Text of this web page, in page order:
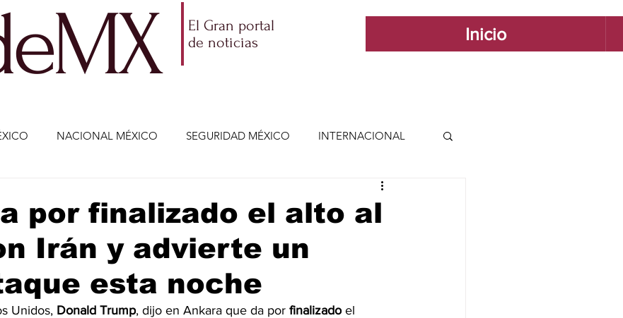
El Gran portal
de noticias
Inicio
NACIONAL MÉXICO SEGURIDAD MÉXICO INTERNACIONAL
ECONOMÍA INTERNACIONAL
Y TECNOLOGÍA ENTRETENIMIENTO VIDA Y ESTILO
JALISCO-ENRIQUE ALFARO JALISCO-GUADALAJARA
por finalizado el alto al
Irán y advierte un
esta noche
Unidos, Donald Trump, dijo en Ankara que da por finalizado el